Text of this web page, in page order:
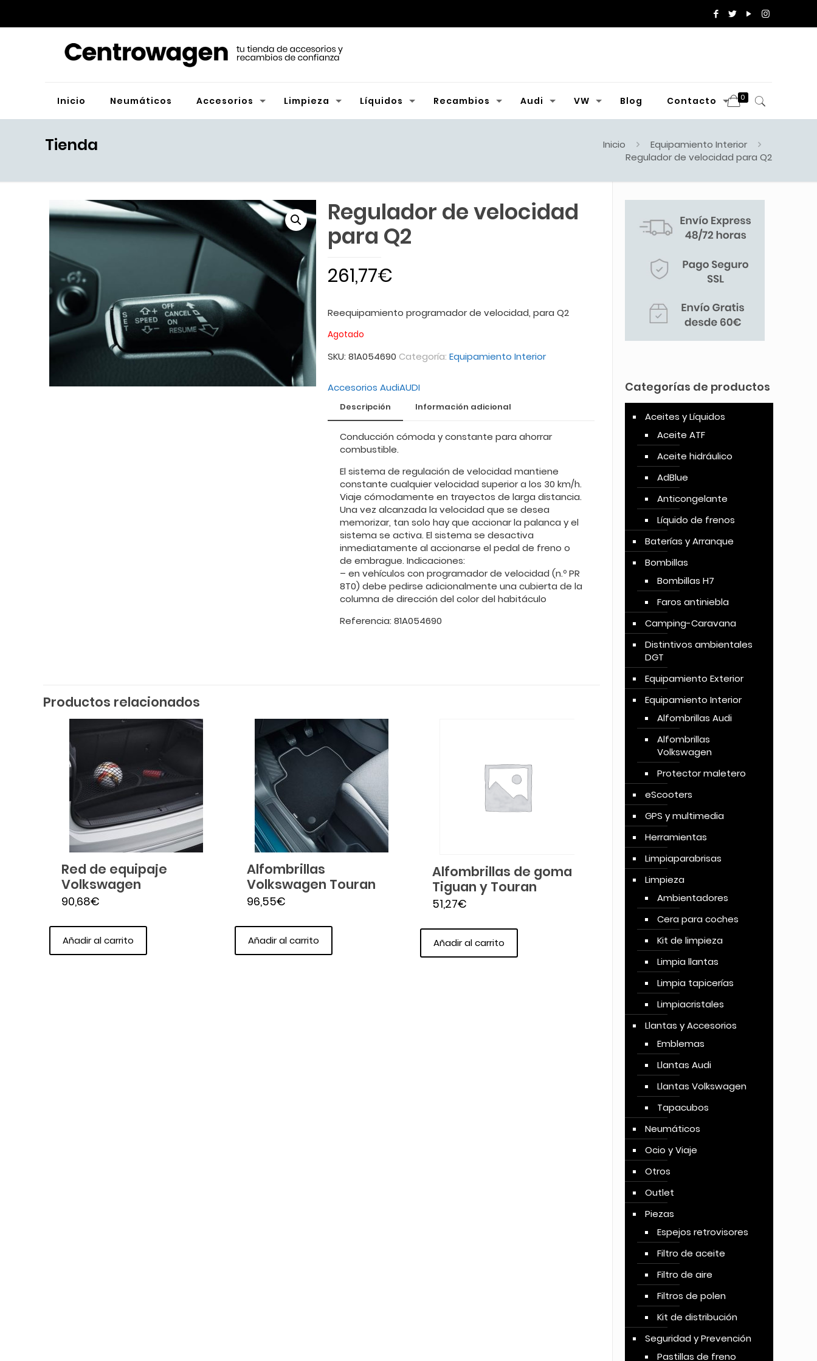
Inicio Neumáticos Accesorios Limpieza Líquidos Recambios Audi VW Blog Contacto 0
Tienda Inicio
Equipamiento Interior
Regulador de velocidad para Q2
Regulador de velocidad
para Q2
261,77€
Reequipamiento programador de velocidad, para Q2
Agotado
SKU: 81A054690 Categoría: Equipamiento Interior
Accesorios AudiAUDI
Descripción Información adicional
Conducción cómoda y constante para ahorrar
combustible.
El sistema de regulación de velocidad mantiene
constante cualquier velocidad superior a los 30 km/h.
Viaje cómodamente en trayectos de larga distancia.
Una vez alcanzada la velocidad que se desea
memorizar, tan solo hay que accionar la palanca y el
sistema se activa. El sistema se desactiva
inmediatamente al accionarse el pedal de freno o
de embrague. Indicaciones:
– en vehículos con programador de velocidad (n.º PR
8T0) debe pedirse adicionalmente una cubierta de la
columna de dirección del color del habitáculo
Referencia: 81A054690
Productos relacionados
Red de equipaje
Volkswagen
90,68€
Añadir al carrito
Alfombrillas
Volkswagen Touran
96,55€
Añadir al carrito
Alfombrillas de goma
Tiguan y Touran
51,27€
Añadir al carrito
Categorías de productos
Aceites y Líquidos
Aceite ATF
Aceite hidráulico
AdBlue
Anticongelante
Líquido de frenos
Baterías y Arranque
Bombillas
Bombillas H7
Faros antiniebla
Camping-Caravana
Distintivos ambientales
DGT
Equipamiento Exterior
Equipamiento Interior
Alfombrillas Audi
Alfombrillas
Volkswagen
Protector maletero
eScooters
GPS y multimedia
Herramientas
Limpiaparabrisas
Limpieza
Ambientadores
Cera para coches
Kit de limpieza
Limpia llantas
Limpia tapicerías
Limpiacristales
Llantas y Accesorios
Emblemas
Llantas Audi
Llantas Volkswagen
Tapacubos
Neumáticos
Ocio y Viaje
Otros
Outlet
Piezas
Espejos retrovisores
Filtro de aceite
Filtro de aire
Filtros de polen
Kit de distribución
Seguridad y Prevención
Pastillas de freno